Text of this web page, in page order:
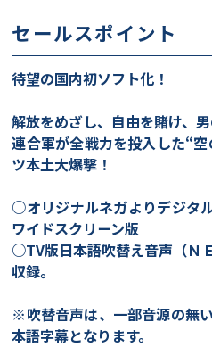
セールスポイント
待望の国内初ソフト化！
解放をめざし、自由を賭け、
連合軍が全戦力を投入した“
ツ本土大爆撃！
○オリジナルネガよりデジタ
ワイドスクリーン版
○TV版日本語吹替え音声（Ｎ
収録。
※吹替音声は、一部音源の無
本語字幕となります。